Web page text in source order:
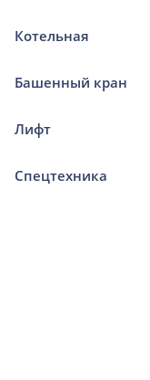
Котельная
Башенный кран
Лифт
Спецтехника